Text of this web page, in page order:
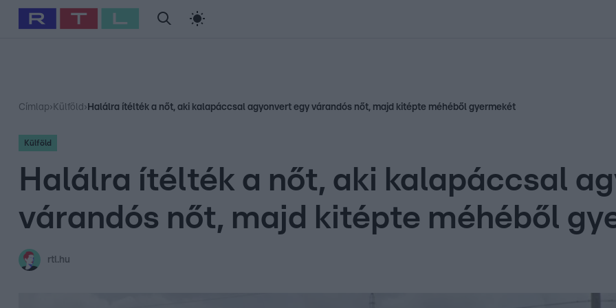
Babits Marcella Szellő István Most Wanted
Címlap› Külföld › Halálra ítélték a nőt, aki kalapáccsal agyonvert egy várandós nőt, majd kitépte méhéből gyermekét
Külföld
Halálra ítélték a nőt, aki kalapáccsal
várandós nőt, majd kitépte méhéből
rtl.hu